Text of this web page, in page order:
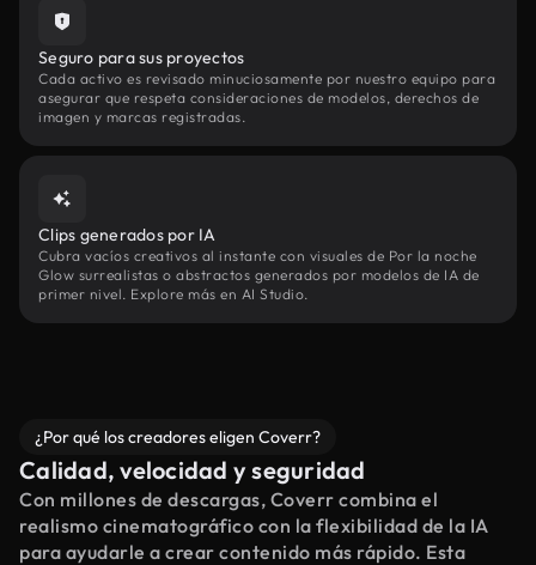
Seguro para sus proyectos
Cada activo es revisado minuciosamente por nuestro equipo para
asegurar que respeta consideraciones de modelos, derechos de
imagen y marcas registradas.
Clips generados por IA
Cubra vacíos creativos al instante con visuales de Por la noche
Glow surrealistas o abstractos generados por modelos de IA de
primer nivel. Explore más en AI Studio.
¿Por qué los creadores eligen Coverr?
Calidad, velocidad y seguridad
Con millones de descargas, Coverr combina el
realismo cinematográfico con la flexibilidad de la IA
para ayudarle a crear contenido más rápido. Esta